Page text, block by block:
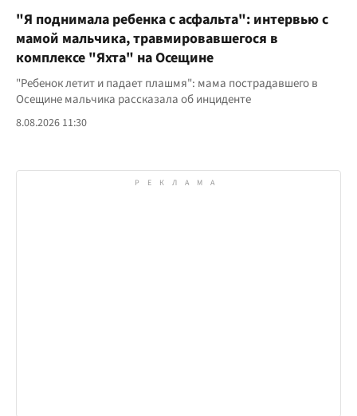
"Я поднимала ребенка с асфальта": интервью с
мамой мальчика, травмировавшегося в
комплексе "Яхта" на Осещине
"Ребенок летит и падает плашмя": мама пострадавшего в
Осещине мальчика рассказала об инциденте
8.08.2026 11:30